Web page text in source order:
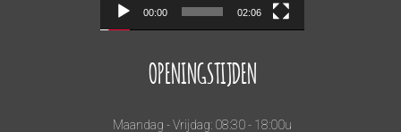
00:00 02:06
OPENINGSTIJDEN
Maandag - Vrijdag: 08:30 - 18:00u